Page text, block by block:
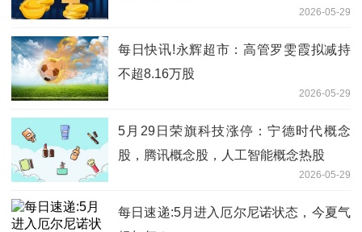
2026-05-29
每日快讯!永辉超市：高管罗雯霞拟减持
不超8.16万股
2026-05-29
5月29日荣旗科技涨停：宁德时代概念
股，腾讯概念股，人工智能概念热股
2026-05-29
每日速递:5月进入厄尔尼诺状态，今夏气